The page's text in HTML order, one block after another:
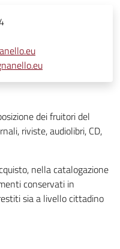
dei fruitori del
riviste, audiolibri, CD,
nella catalogazione
conservati in
sia a livello cittadino